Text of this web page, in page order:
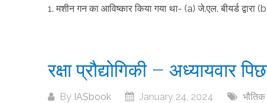
1. मशीन गन का आविष्कार किया गया था- (a) जे.एल. बीयर्ड द्वारा (b)
रक्षा प्रौद्योगिकी – अध्यायवार
By IASbook January 24, 2024 भौतिक